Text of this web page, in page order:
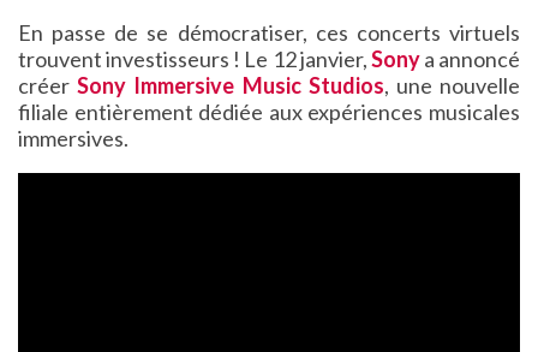
En passe de se démocratiser, ces concerts virtuels
trouvent investisseurs ! Le 12 janvier,Sonya annoncé
créerSony Immersive Music Studios, une nouvelle
filiale entièrement dédiée aux expériences musicales
immersives.